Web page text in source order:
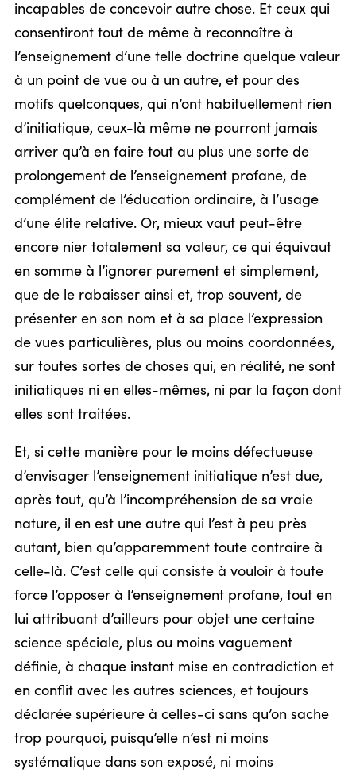
incapables de concevoir autre chose. Et ceux qui
consentiront tout de même à reconnaître à
l’enseignement d’une telle doctrine quelque valeur
à un point de vue ou à un autre, et pour des
motifs quelconques, qui n’ont habituellement rien
d’initiatique, ceux-là même ne pourront jamais
arriver qu’à en faire tout au plus une sorte de
prolongement de l’enseignement profane, de
complément de l’éducation ordinaire, à l’usage
d’une élite relative. Or, mieux vaut peut-être
encore nier totalement sa valeur, ce qui équivaut
en somme à l’ignorer purement et simplement,
que de le rabaisser ainsi et, trop souvent, de
présenter en son nom et à sa place l’expression
de vues particulières, plus ou moins coordonnées,
sur toutes sortes de choses qui, en réalité, ne sont
initiatiques ni en elles-mêmes, ni par la façon dont
elles sont traitées.
Et, si cette manière pour le moins défectueuse
d’envisager l’enseignement initiatique n’est due,
après tout, qu’à l’incompréhension de sa vraie
nature, il en est une autre qui l’est à peu près
autant, bien qu’apparemment toute contraire à
celle-là. C’est celle qui consiste à vouloir à toute
force l’opposer à l’enseignement profane, tout en
lui attribuant d’ailleurs pour objet une certaine
science spéciale, plus ou moins vaguement
définie, à chaque instant mise en contradiction et
en conflit avec les autres sciences, et toujours
déclarée supérieure à celles-ci sans qu’on sache
trop pourquoi, puisqu’elle n’est ni moins
systématique dans son exposé, ni moins